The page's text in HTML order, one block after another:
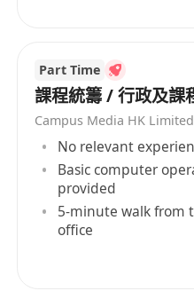
Part Time
課程統籌 / 行政及課
Campus Media HK Limited
No relevant
Basic computer
provided
5-minute walk from
office